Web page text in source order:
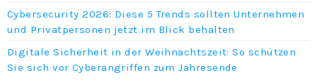
Cybersecurity 2026: Diese 5 Trends sollten Unternehmen
und Privatpersonen jetzt im Blick behalten
Digitale Sicherheit in der Weihnachtszeit: So schützen
Sie sich vor Cyberangriffen zum Jahresende